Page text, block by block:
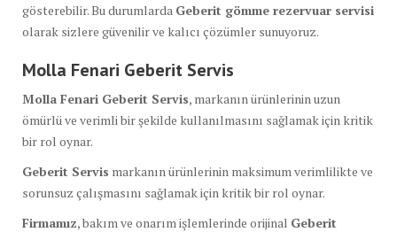
gösterebilir. Bu durumlarda Geberit gömme rezervuar servisi
olarak sizlere güvenilir ve kalıcı çözümler sunuyoruz.
Molla Fenari Geberit Servis
Molla Fenari Geberit Servis, markanın ürünlerinin uzun
ömürlü ve verimli bir şekilde kullanılmasını sağlamak için kritik
bir rol oynar.
Geberit Servis markanın ürünlerinin maksimum verimlilikte ve
sorunsuz çalışmasını sağlamak için kritik bir rol oynar.
Firmamız, bakım ve onarım işlemlerinde orijinal Geberit